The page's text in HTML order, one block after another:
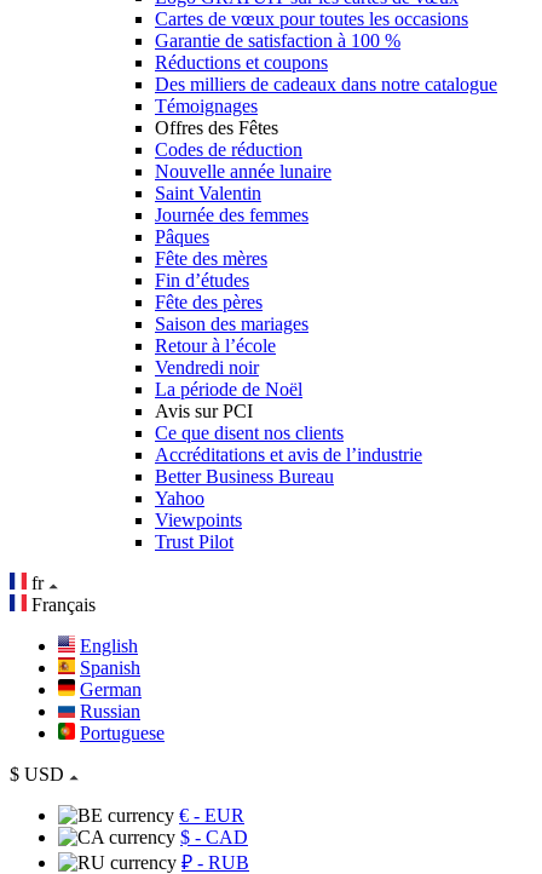
Cartes de vœux pour toutes les occasions
Garantie de satisfaction à 100 %
Réductions et coupons
Des milliers de cadeaux dans notre catalogue
Témoignages
Offres des Fêtes
Codes de réduction
Nouvelle année lunaire
Saint Valentin
Journée des femmes
Pâques
Fête des mères
Fin d’études
Fête des pères
Saison des mariages
Retour à l’école
Vendredi noir
La période de Noël
Avis sur PCI
Ce que disent nos clients
Accréditations et avis de l’industrie
Better Business Bureau
Yahoo
Viewpoints
Trust Pilot
fr
Français
English
Spanish
German
Russian
Portuguese
$ USD
€ - EUR
$ - CAD
₽ - RUB